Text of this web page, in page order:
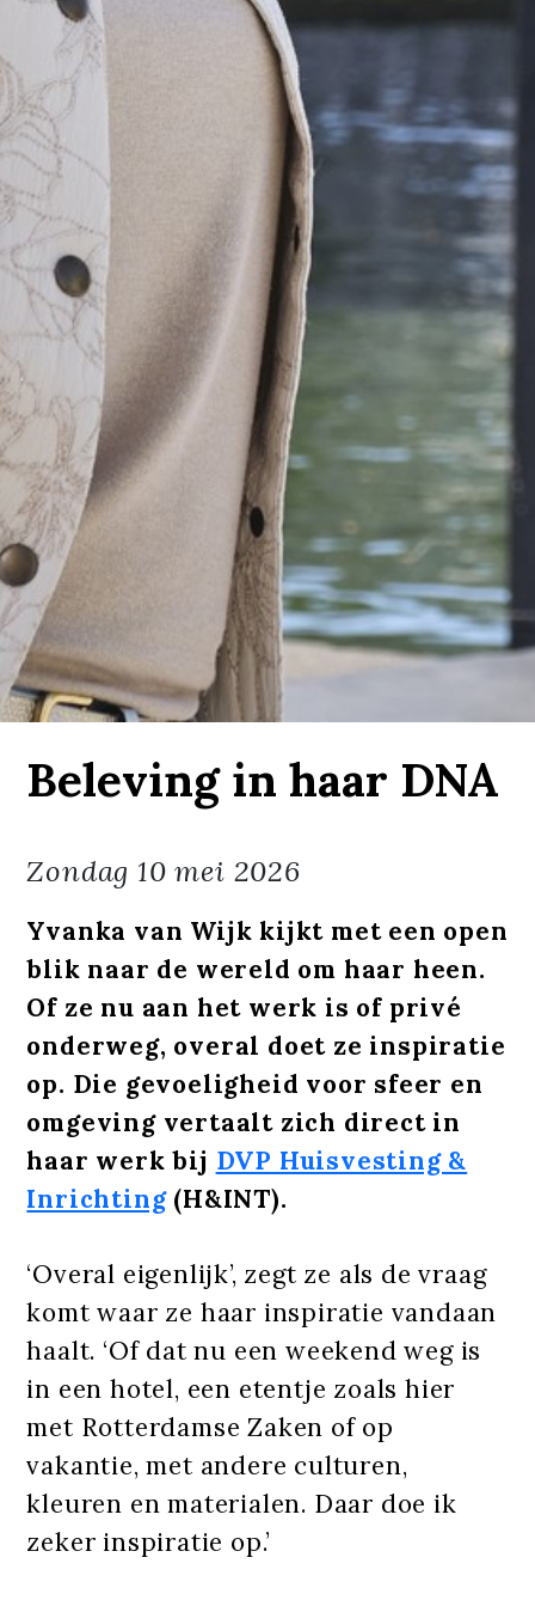
Beleving in haar DNA
Zondag 10 mei 2026
Yvanka van Wijk kijkt met een open
blik naar de wereld om haar heen.
Of ze nu aan het werk is of privé
onderweg, overal doet ze inspiratie
op. Die gevoeligheid voor sfeer en
omgeving vertaalt zich direct in
haar werk bij DVP Huisvesting &
Inrichting(H&INT).
‘Overal eigenlijk’, zegt ze als de vraag
komt waar ze haar inspiratie vandaan
haalt. ‘Of dat nu een weekend weg is
in een hotel, een etentje zoals hier
met Rotterdamse Zaken of op
vakantie, met andere culturen,
kleuren en materialen. Daar doe ik
zeker inspiratie op.’